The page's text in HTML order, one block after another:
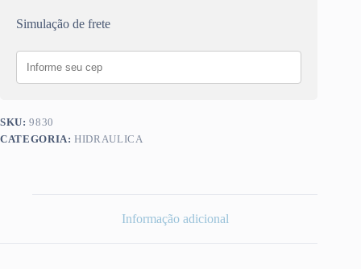
Simulação de frete
SKU:9830
CATEGORIA:HIDRAULICA
Informação adicional